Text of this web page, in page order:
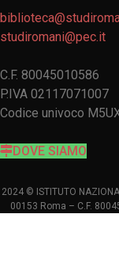
studiromani@pec.it
C.F. 80045010586
P.IVA 02117071007
Codice univoco
DOVE SIAMO
2024 © ISTITUTO
00153 Roma – C.F.